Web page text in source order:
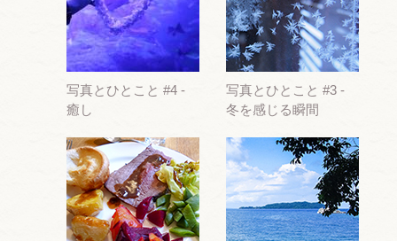
写真とひとこと #4 -
癒し
写真とひとこと #3 -
冬を感じる瞬間